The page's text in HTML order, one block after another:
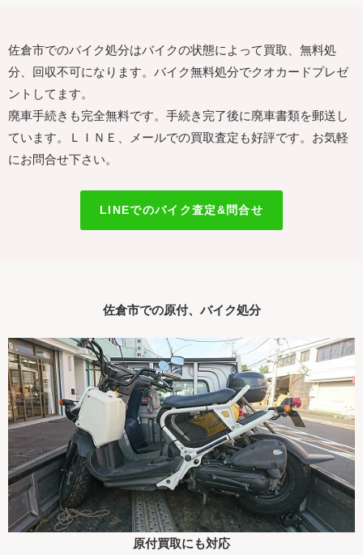
佐倉市でのバイク処分はバイクの状態によって買取、無料処
分、回収不可になります。バイク無料処分でクオカードプレゼ
ントしてます。
廃車手続きも完全無料です。手続き完了後に廃車書類を郵送し
ています。ＬＩＮＥ、メールでの買取査定も好評です。お気軽
にお問合せ下さい。
LINEでのバイク査定&問合せ
佐倉市での原付、バイク処分
原付買取にも対応